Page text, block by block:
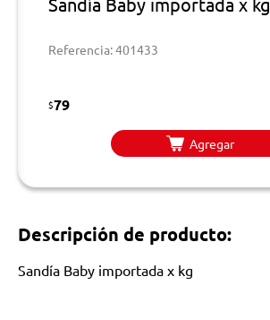
Referencia: 401433
$79
Agregar
Descripción de producto:
Sandía Baby importada x kg